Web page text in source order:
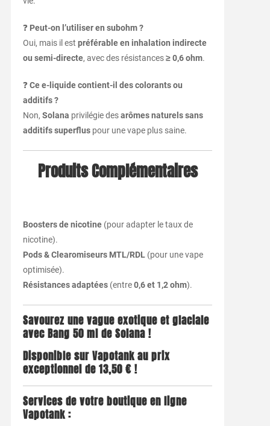
❓ Peut-on l’utiliser en subohm ?
Oui, mais il est préférable en inhalation indirecte
ou semi-directe, avec des résistances≥ 0,6 ohm.
❓Ce e-liquide contient-il des colorants ou
additifs ?
Non, Solana privilégie desarômes naturels sans
additifs superfluspour une vape plus saine.
Produits Complémentaires
Boosters de nicotine(pour adapter le taux de
nicotine).
Pods & Clearomiseurs MTL/RDL(pour une vape
optimisée).
Résistances adaptées(entre0,6 et 1,2 ohm).
Savourez une vague exotique et glaciale
avec Bang 50 ml de Solana !
Disponible sur Vapotank au prix
exceptionnel de 13,50 € !
Services de votre boutique en ligne
Vapotank :